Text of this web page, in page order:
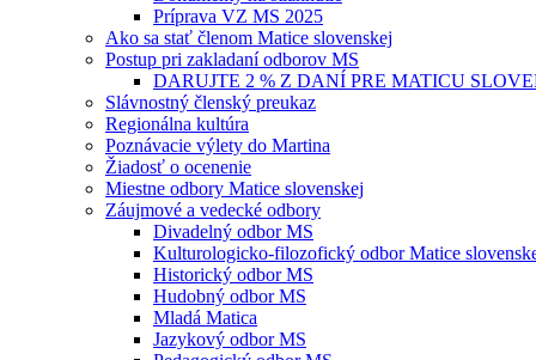
Príprava VZ MS 2025
Ako sa stať členom Matice slovenskej
Postup pri zakladaní odborov MS
DARUJTE 2 % Z DANÍ PRE MATICU
Slávnostný členský preukaz
Regionálna kultúra
Poznávacie výlety do Martina
Žiadosť o ocenenie
Miestne odbory Matice slovenskej
Záujmové a vedecké odbory
Divadelný odbor MS
Kulturologicko-filozofický odbor Matice
Historický odbor MS
Hudobný odbor MS
Mladá Matica
Jazykový odbor MS